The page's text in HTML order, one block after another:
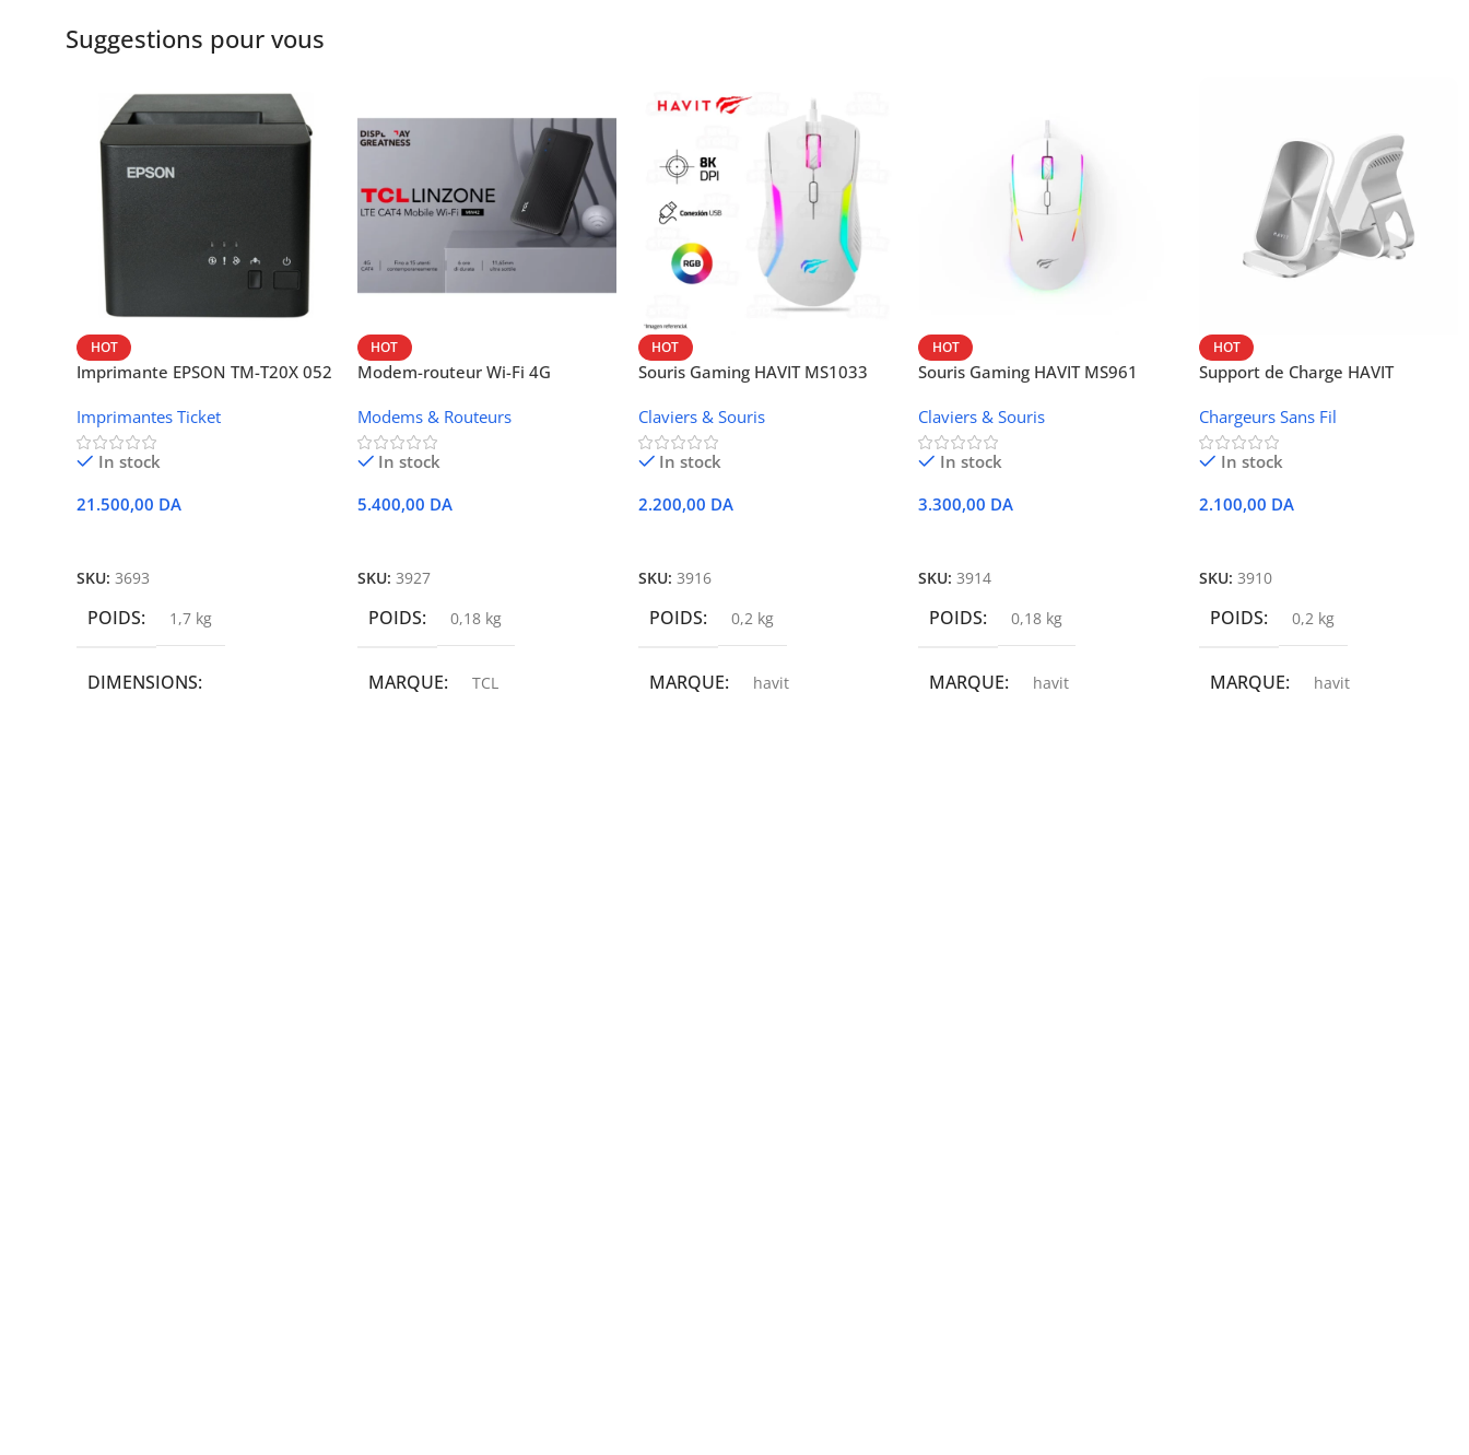
Suggestions pour vous
HOT
Imprimante EPSON TM-T20X 052
Imprimantes Ticket
In stock
21.500,00 DA
SKU: 3693
POIDS 1,7 kg
DIMENSIONS
HOT
Modem-routeur Wi-Fi 4G
Modems & Routeurs
In stock
5.400,00 DA
SKU: 3927
POIDS 0,18 kg
MARQUE TCL
HOT
Souris Gaming HAVIT MS1033
Claviers & Souris
In stock
2.200,00 DA
SKU: 3916
POIDS 0,2 kg
MARQUE havit
HOT
Souris Gaming HAVIT MS961
Claviers & Souris
In stock
3.300,00 DA
SKU:3914
POIDS 0,18 kg
MARQUE havit
HOT
Support de Charge HAVIT
Chargeurs Sans Fil
In stock
2.100,00 DA
SKU:3910
POIDS 0,2 kg
MARQUE havit